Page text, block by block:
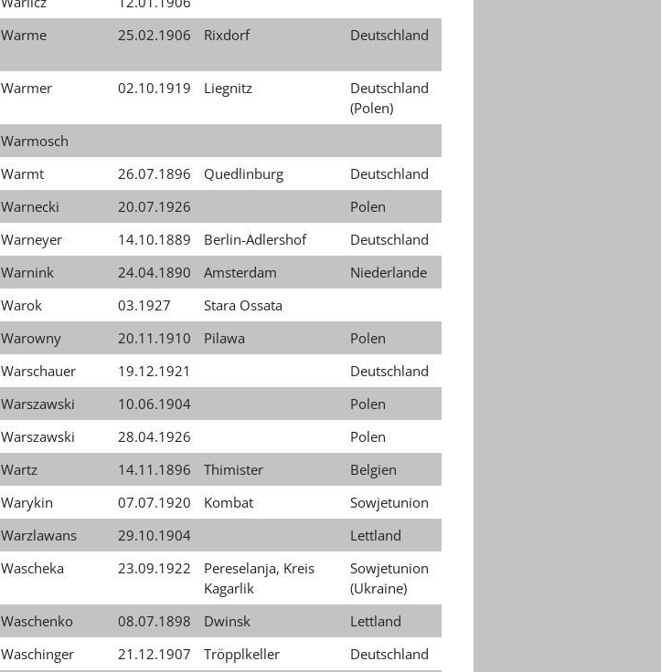
Warme 25.02.1906 Rixdorf Deutschland
Warmer 02.10.1919 Liegnitz
Deutschland
(Polen)
Warmosch
Warmt 26.07.1896 Quedlinburg
Deutschland
Warnecki 20.07.1926
Polen
Warneyer 14.10.1889 Berlin-Adlershof
Deutschland
Warnink 24.04.1890 Amsterdam
Niederlande
Warok 03.1927
Stara Ossata
Warowny 20.11.1910 Pilawa
Polen
Warschauer 19.12.1921
Deutschland
Warszawski 10.06.1904
Polen
Warszawski 28.04.1926
Polen
Wartz 14.11.1896 Thimister
Belgien
Warykin 07.07.1920 Kombat
Sowjetunion
Warzlawans 29.10.1904
Lettland
Wascheka 23.09.1922
Pereselanja, Kreis
Kagarlik
Sowjetunion
(Ukraine)
Waschenko 08.07.1898 Dwinsk
Lettland
Waschinger 21.12.1907 Tröpplkeller
Deutschland